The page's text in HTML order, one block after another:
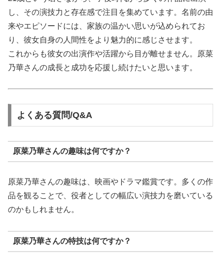
し、その演技力と存在感で注目を集めています。名前の由
来やエピソードには、家族の温かい思いが込められてお
り、彼女自身の人間性をより魅力的に感じさせます。
これからも彼女の出演作や活躍から目が離せません。原菜
乃華さんの成長と成功を応援し続けたいと思います。
よくある質問/Q&A
原菜乃華さんの趣味は何ですか？
原菜乃華さんの趣味は、映画やドラマ鑑賞です。多くの作
品を観ることで、役者としての幅広い演技力を磨いている
のかもしれません。
原菜乃華さんの特技は何ですか？